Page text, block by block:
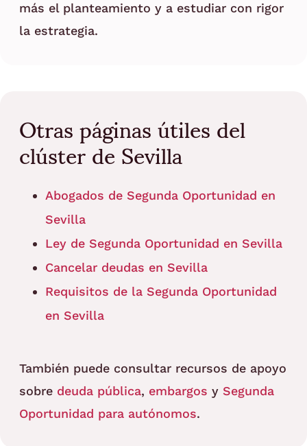
más el planteamiento y a estudiar con rigor
la estrategia.
Otras páginas útiles del
clúster de Sevilla
Abogados de Segunda Oportunidad en
Sevilla
Ley de Segunda Oportunidad en Sevilla
Cancelar deudas en Sevilla
Requisitos de la Segunda Oportunidad
en Sevilla
También puede consultar recursos de apoyo
sobre deuda pública, embargos y Segunda
Oportunidad para autónomos.